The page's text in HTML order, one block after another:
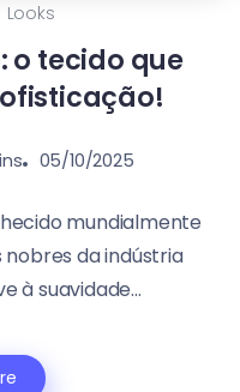
Looks
o tecido que
05/10/2025
mundialmente
da indústria
à suavidade...